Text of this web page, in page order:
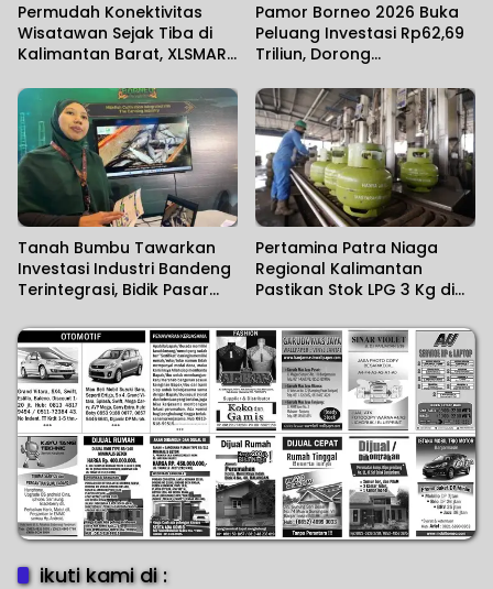
Permudah Konektivitas
Wisatawan Sejak Tiba di
Kalimantan Barat, XLSMART
SIM Card di Bandara
Supadio
Pamor Borneo 2026 Buka
Peluang Investasi Rp62,69
Triliun, Dorong
Kalimantan
Tanah Bumbu Tawarkan
Investasi Industri Bandeng
Terintegrasi, Bidik Pasar
Pertamina Patra Niaga
Regional Kalimantan
Pastikan Stok LPG 3 Kg di
ikuti kami di :